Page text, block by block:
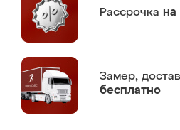
Рассрочка на
Замер,
бесплатно